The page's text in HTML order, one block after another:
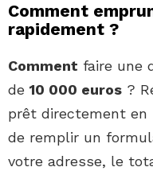
Comment
rapidement ?
Comment faire une
de 10 000 euros ?
prêt directement en
de remplir un
votre adresse, le